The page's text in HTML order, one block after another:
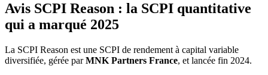
Avis SCPI Reason : la SCPI quantitative
qui a marqué 2025
La SCPI Reason est une SCPI de rendement à capital variable
diversifiée, gérée parMNK Partners France, et lancée fin 2024.